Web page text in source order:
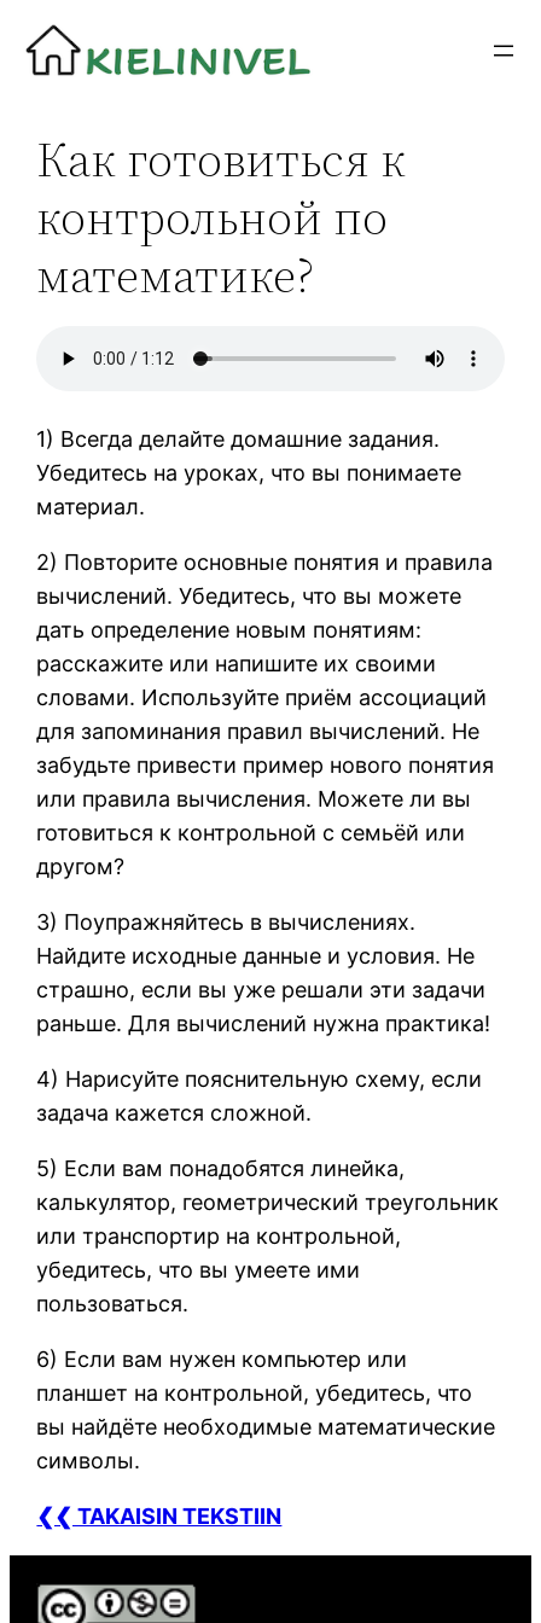
Siirry
sisältöön
Как готовиться к
контрольной по
математике?
1) Всегда делайте домашние задания.
Убедитесь на уроках, что вы понимаете
материал.
2) Повторите основные понятия и правила
вычислений. Убедитесь, что вы можете
дать определение новым понятиям:
расскажите или напишите их своими
словами. Используйте приём ассоциаций
для запоминания правил вычислений. Не
забудьте привести пример нового понятия
или правила вычисления. Можете ли вы
готовиться к контрольной с семьёй или
другом?
3) Поупражняйтесь в вычислениях.
Найдите исходные данные и условия. Не
страшно, если вы уже решали эти задачи
раньше. Для вычислений нужна практика!
4) Нарисуйте пояснительную схему, если
задача кажется сложной.
5) Если вам понадобятся линейка,
калькулятор, геометрический треугольник
или транспортир на контрольной,
убедитесь, что вы умеете ими
пользоваться.
6) Если вам нужен компьютер или
планшет на контрольной, убедитесь, что
вы найдёте необходимые математические
символы.
❮❮ TAKAISIN TEKSTIIN